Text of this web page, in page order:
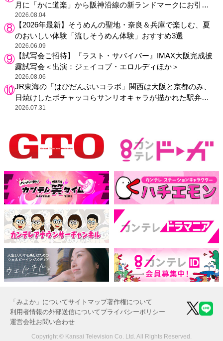
月に「かに道楽」から阪神沿線の新ランドマークにお引っ
越し
2026.08.04
【2026年最新】そうめんの聖地・奈良＆兵庫で楽しむ、夏
のおいしい体験「流しそうめん体験」おすすめ3選
2026.06.09
【試写会ご招待】『ラスト・サバイバー』IMAX大阪完成披
露試写会＜出演：ジェイコブ・エロルディほか＞
2026.08.06
JR東海の「はぴだんぶいコラボ」関西は大阪と京都のみ、
日焼けしたポチャッコらサンリオキャラが描かれた駅弁や
グッズが登場
2026.07.31
「みよか」についてサイトマップ著作権について
利用者情報の外部送信についてプライバシーポリシー
運営会社お問い合わせ
Copyright © Kansai Television Co. Ltd. All Rights Reserved.